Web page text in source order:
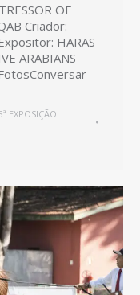
OF
Criador:
HARAS
ARABIANS
EXPOSIÇÃO